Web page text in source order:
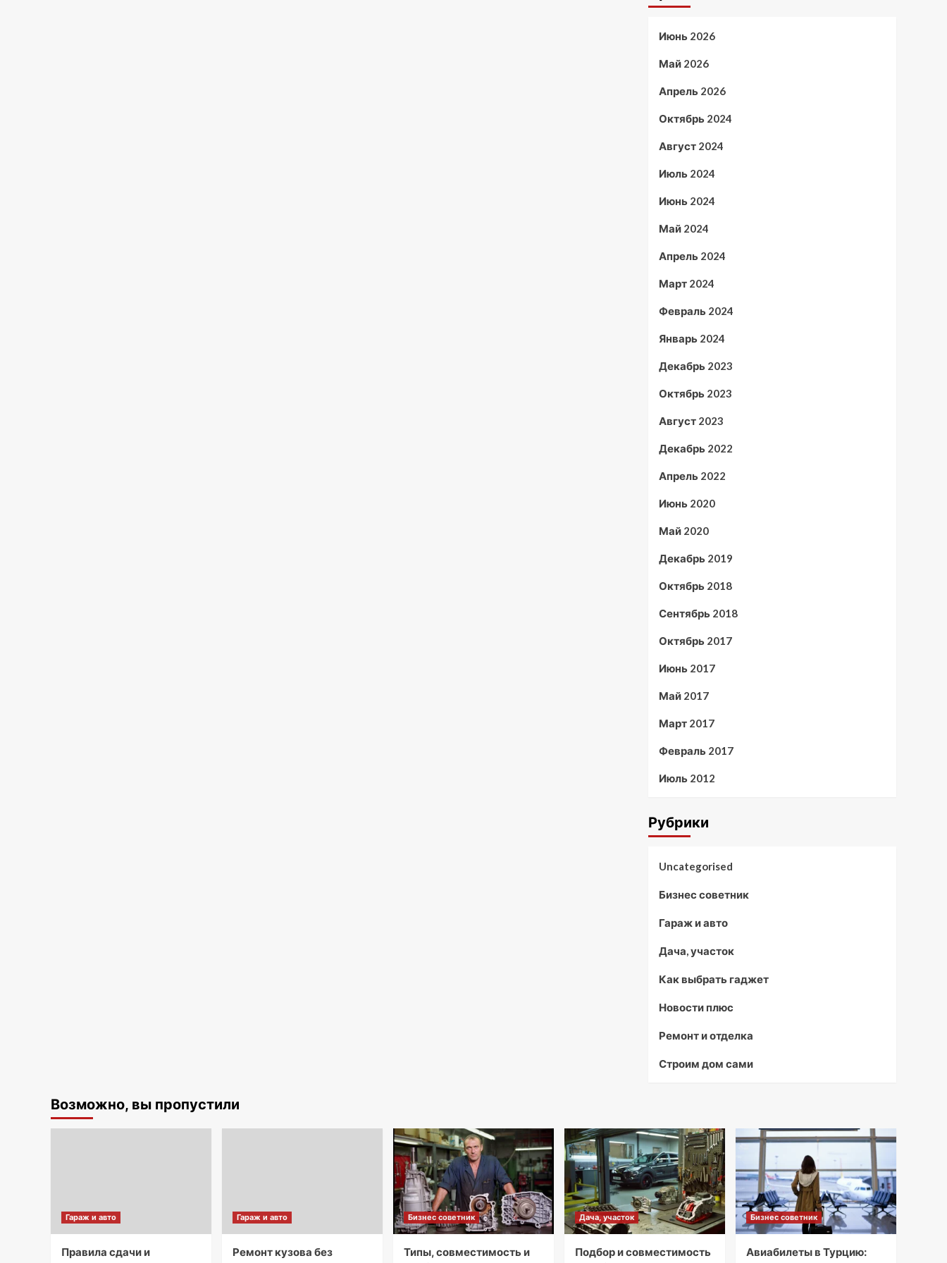
Июнь 2026
Май 2026
Апрель 2026
Октябрь 2024
Август 2024
Июль 2024
Июнь 2024
Май 2024
Апрель 2024
Март 2024
Февраль 2024
Январь 2024
Декабрь 2023
Октябрь 2023
Август 2023
Декабрь 2022
Апрель 2022
Июнь 2020
Май 2020
Декабрь 2019
Октябрь 2018
Сентябрь 2018
Октябрь 2017
Июнь 2017
Май 2017
Март 2017
Февраль 2017
Июль 2012
Рубрики
Uncategorised
Бизнес советник
Гараж и авто
Дача, участок
Как выбрать гаджет
Новости плюс
Ремонт и отделка
Строим дом сами
Возможно, вы пропустили
Гараж и авто
Правила сдачи и
Гараж и авто
Ремонт кузова без
Бизнес советник
Типы, совместимость и
Дача, участок
Подбор и совместимость
Бизнес советник
Авиабилеты в Турцию: